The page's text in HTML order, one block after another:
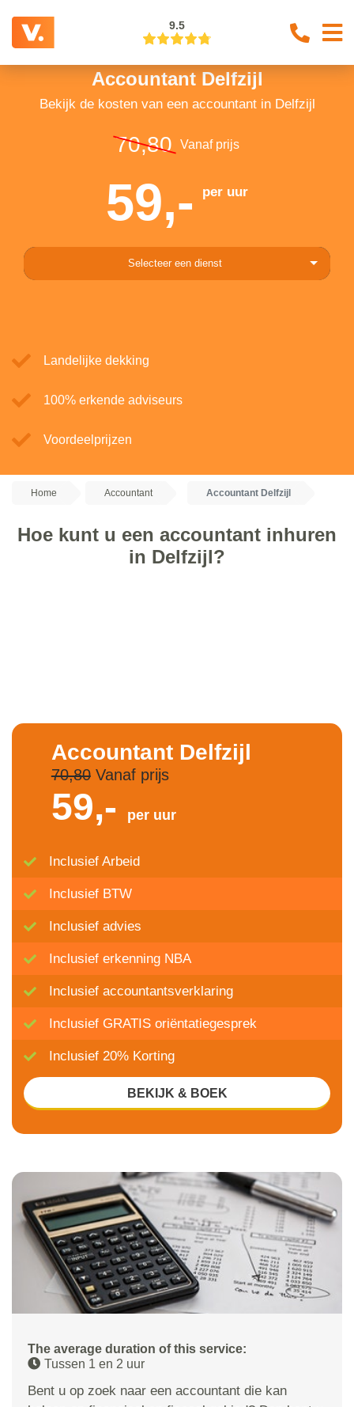
9.5
Accountant Delfzijl
Bekijk de kosten van een accountant in Delfzijl
70,80 Vanaf prijs
59,- per uur
Selecteer een dienst
Landelijke dekking
100% erkende adviseurs
Voordeelprijzen
Home Accountant Accountant Delfzijl
Hoe kunt u een accountant inhuren
in Delfzijl?
The average duration of this service:
Tussen 1 en 2 uur
Bent u op zoek naar een accountant die kan
Accountant Delfzijl
70,80Vanaf prijs
59,- per uur
Inclusief Arbeid
Inclusief BTW
Inclusief advies
Inclusief erkenning NBA
Inclusief accountantsverklaring
Inclusief GRATIS oriëntatiegesprek
Inclusief 20% Korting
BEKIJK & BOEK